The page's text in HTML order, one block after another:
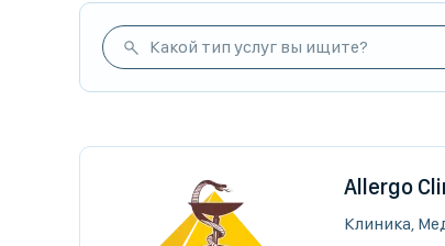
Какой тип услуг вы ищите?
Allergo
Клиника,